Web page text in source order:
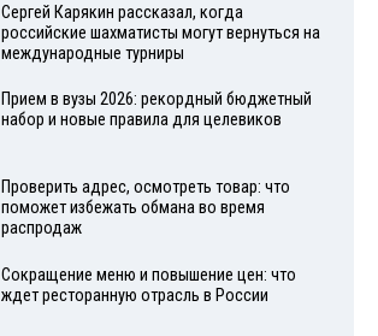
Сергей Карякин рассказал, когда
российские шахматисты могут вернуться на
международные турниры
Прием в вузы 2026: рекордный бюджетный
набор и новые правила для целевиков
Проверить адрес, осмотреть товар: что
поможет избежать обмана во время
распродаж
Сокращение меню и повышение цен: что
ждет ресторанную отрасль в России